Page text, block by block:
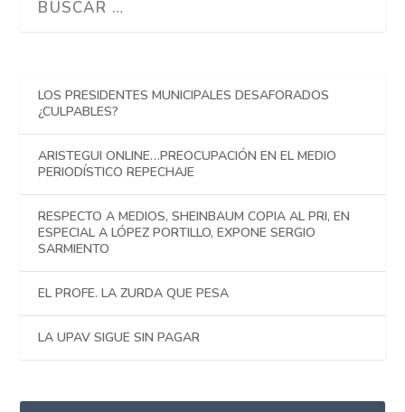
LOS PRESIDENTES MUNICIPALES DESAFORADOS
¿CULPABLES?
ARISTEGUI ONLINE…PREOCUPACIÓN EN EL MEDIO
PERIODÍSTICO REPECHAJE
RESPECTO A MEDIOS, SHEINBAUM COPIA AL PRI, EN
ESPECIAL A LÓPEZ PORTILLO, EXPONE SERGIO
SARMIENTO
EL PROFE. LA ZURDA QUE PESA
LA UPAV SIGUE SIN PAGAR